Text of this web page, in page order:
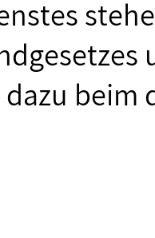
beim